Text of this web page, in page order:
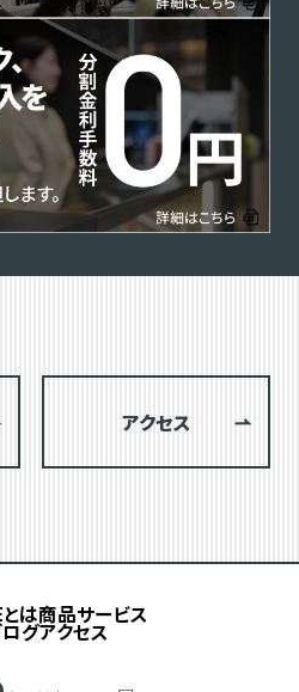
アクセス
は商品サービス
グアクセス